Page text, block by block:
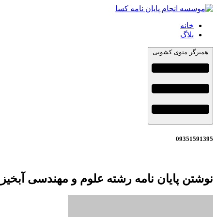
خانه
بلاگ
همبرگر منوی کشویی
09351591395
نوشتن پایان نامه رشته علوم و مهندسی